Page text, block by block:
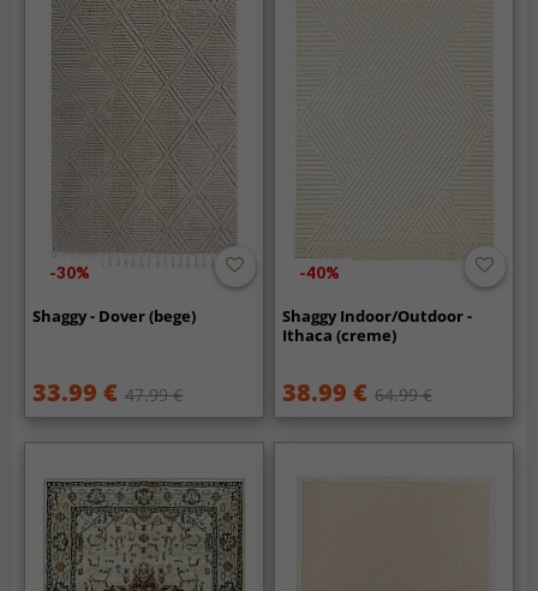
-30%
Shaggy - Dover (bege)
33.99 € 47.99 €
-40%
Shaggy Indoor/Outdoor -
Ithaca (creme)
38.99 € 64.99 €